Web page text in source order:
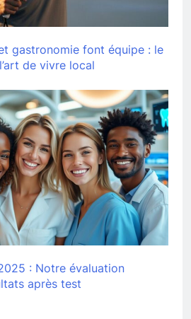
gastronomie font équipe : le
de vivre local
: Notre évaluation
après test